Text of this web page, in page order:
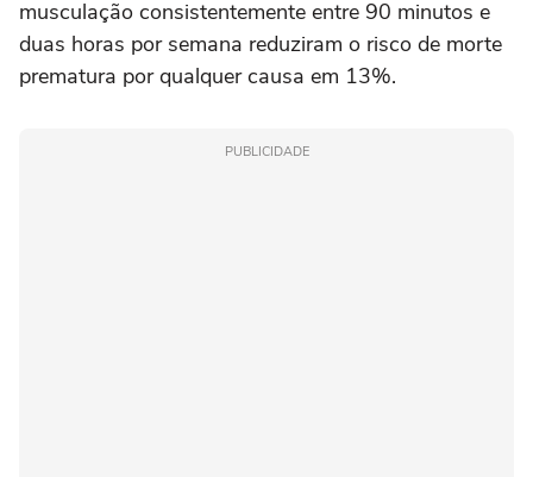
musculação consistentemente entre 90 minutos e
duas horas por semana reduziram o risco de morte
prematura por qualquer causa em 13%.
PUBLICIDADE